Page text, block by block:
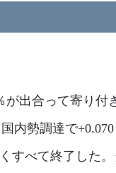
出合って寄り付
内勢調達で
すべて終了した